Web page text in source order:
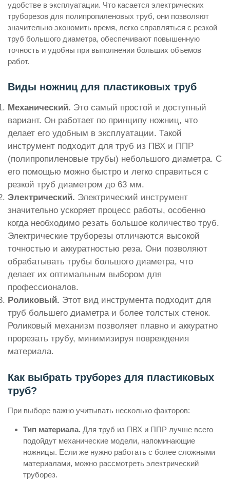
удобстве в эксплуатации. Что касается электрических
труборезов для полипропиленовых труб, они позволяют
значительно экономить время, легко справляться с резкой
труб большого диаметра, обеспечивают повышенную
точность и удобны при выполнении больших объемов
работ.
Виды ножниц для пластиковых труб
Механический. Это самый простой и доступный
вариант. Он работает по принципу ножниц, что
делает его удобным в эксплуатации. Такой
инструмент подходит для труб из ПВХ и ППР
(полипропиленовые трубы) небольшого диаметра. С
его помощью можно быстро и легко справиться с
резкой труб диаметром до 63 мм.
Электрический. Электрический инструмент
значительно ускоряет процесс работы, особенно
когда необходимо резать большое количество труб.
Электрические труборезы отличаются высокой
точностью и аккуратностью реза. Они позволяют
обрабатывать трубы большого диаметра, что
делает их оптимальным выбором для
профессионалов.
Роликовый. Этот вид инструмента подходит для
труб большего диаметра и более толстых стенок.
Роликовый механизм позволяет плавно и аккуратно
прорезать трубу, минимизируя повреждения
материала.
Как выбрать труборез для пластиковых
труб?
При выборе важно учитывать несколько факторов:
Тип материала. Для труб из ПВХ и ППР лучше всего
подойдут механические модели, напоминающие
ножницы. Если же нужно работать с более сложными
материалами, можно рассмотреть электрический
труборез.